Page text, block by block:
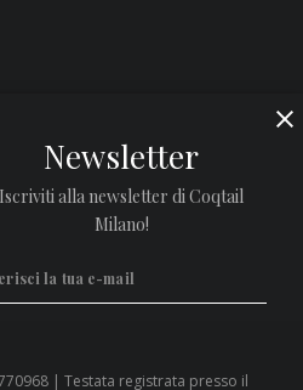
Newsletter
Iscriviti alla newsletter di Coqtail
Milano!
| Testata registrata presso il